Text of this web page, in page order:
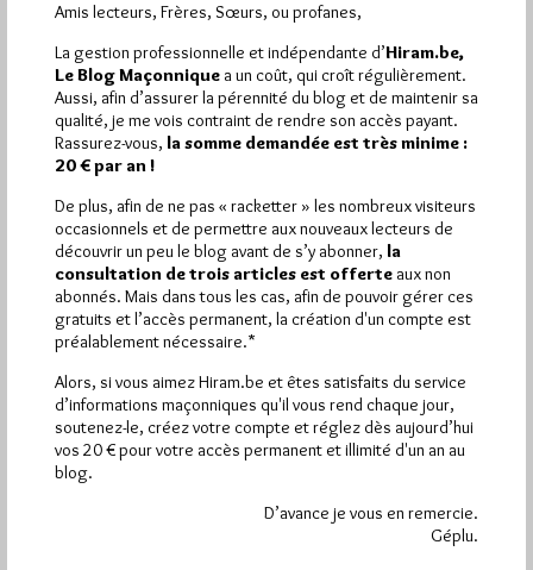
GODF. Affaire des fuites: Contremoulin
répond
Par Jiri Pragman
Jeudi 2/06/11
Lu 408 fois
Notre article Le GODF s'inquiète de la 'prolifération des blogs
prétendument maçonniques' et surtout de leurs pratiques
faisait écho à…
DansDivers 4 commentaires
Hier samedi 8 août 2026, Hiram.be a reçu 1 698 visites
et2 926 pagesont été lues (Source : Pirsch.io)
Plus d’informations
Quels sont les articles les plus lus du blog ?
Amis lecteurs, Frères, Sœurs, ou profanes,
La gestion professionnelle et indépendante d’Hiram.be,
Le Blog Maçonnique a un coût, qui croît régulièrement.
Aussi, afin d’assurer la pérennité du blog et de maintenir sa
qualité, je me vois contraint de rendre son accès payant.
Rassurez-vous, la somme demandée est très minime :
20 € par an !
De plus, afin de ne pas « racketter » les nombreux visiteurs
occasionnels et de permettre aux nouveaux lecteurs de
découvrir un peu le blog avant de s’y abonner, la
consultation de trois articles est offerte aux non
abonnés. Mais dans tous les cas, afin de pouvoir gérer ces
gratuits et l’accès permanent, la création d'un compte est
préalablement nécessaire.*
Alors, si vous aimez Hiram.be et êtes satisfaits du service
d’informations maçonniques qu'il vous rend chaque jour,
soutenez-le, créez votre compte et réglez dès aujourd’hui
vos 20 € pour votre accès permanent et illimité d'un an au
blog.
D’avance je vous en remercie.
Géplu.